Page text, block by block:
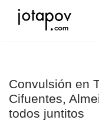
Convulsión en
Cifuentes,
todos juntitos